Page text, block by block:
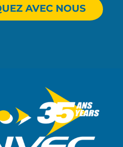
AVEC NOUS